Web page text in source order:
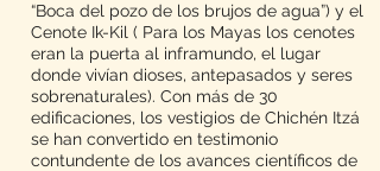
“Boca del pozo de los brujos de agua”) y el
Cenote Ik-Kil ( Para los Mayas los cenotes
eran la puerta al inframundo, el lugar
donde vivían dioses, antepasados y seres
sobrenaturales). Con más de 30
edificaciones, los vestigios de Chichén Itzá
se han convertido en testimonio
contundente de los avances científicos de